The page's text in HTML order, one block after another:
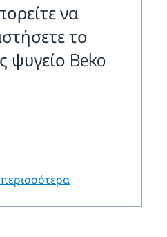
να
το
ψυγείο Beko